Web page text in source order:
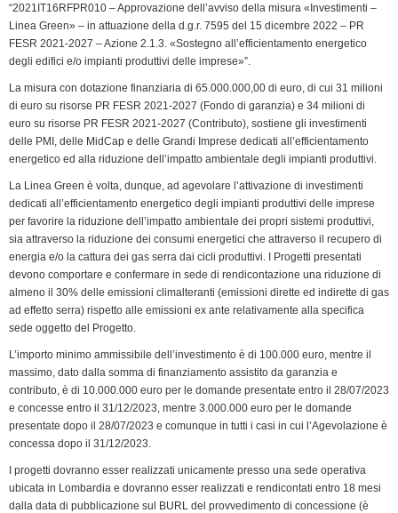
e
n
d
y
“2021IT16RFPR010 – Approvazione dell’avviso della misura «Investimenti –
Linea Green» – in attuazione della d.g.r. 7595 del 15 dicembre 2022 – PR
FESR 2021-2027 – Azione 2.1.3. «Sostegno all’efficientamento energetico
degli edifici e/o impianti produttivi delle imprese»”.
La misura con dotazione finanziaria di 65.000.000,00 di euro, di cui 31 milioni
di euro su risorse PR FESR 2021-2027 (Fondo di garanzia) e 34 milioni di
euro su risorse PR FESR 2021-2027 (Contributo), sostiene gli investimenti
delle PMI, delle MidCap e delle Grandi Imprese dedicati all’efficientamento
energetico ed alla riduzione dell’impatto ambientale degli impianti produttivi.
La Linea Green è volta, dunque, ad agevolare l’attivazione di investimenti
dedicati all’efficientamento energetico degli impianti produttivi delle imprese
per favorire la riduzione dell’impatto ambientale dei propri sistemi produttivi,
sia attraverso la riduzione dei consumi energetici che attraverso il recupero di
energia e/o la cattura dei gas serra dai cicli produttivi. I Progetti presentati
devono comportare e confermare in sede di rendicontazione una riduzione di
almeno il 30% delle emissioni climalteranti (emissioni dirette ed indirette di gas
ad effetto serra) rispetto alle emissioni ex ante relativamente alla specifica
sede oggetto del Progetto.
L’importo minimo ammissibile dell’investimento è di 100.000 euro, mentre il
massimo, dato dalla somma di finanziamento assistito da garanzia e
contributo, è di 10.000.000 euro per le domande presentate entro il 28/07/2023
e concesse entro il 31/12/2023, mentre 3.000.000 euro per le domande
presentate dopo il 28/07/2023 e comunque in tutti i casi in cui l’Agevolazione è
concessa dopo il 31/12/2023.
I progetti dovranno esser realizzati unicamente presso una sede operativa
ubicata in Lombardia e dovranno esser realizzati e rendicontati entro 18 mesi
dalla data di pubblicazione sul BURL del provvedimento di concessione (è